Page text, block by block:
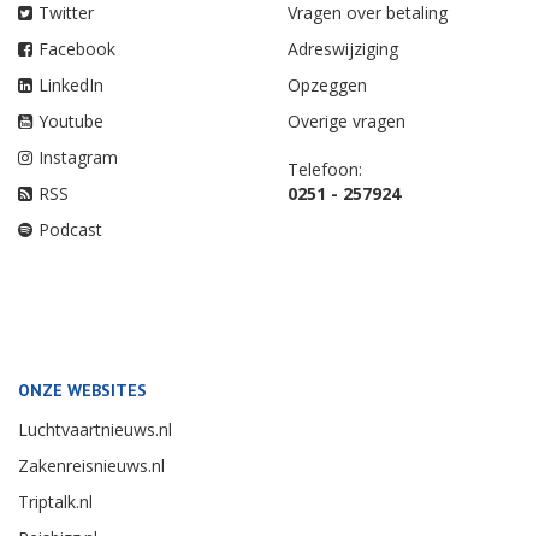
Twitter
Facebook
LinkedIn
Youtube
Instagram
RSS
Podcast
Vragen over betaling
Adreswijziging
Opzeggen
Overige vragen
Telefoon:
0251 - 257924
ONZE WEBSITES
Luchtvaartnieuws.nl
Zakenreisnieuws.nl
Triptalk.nl